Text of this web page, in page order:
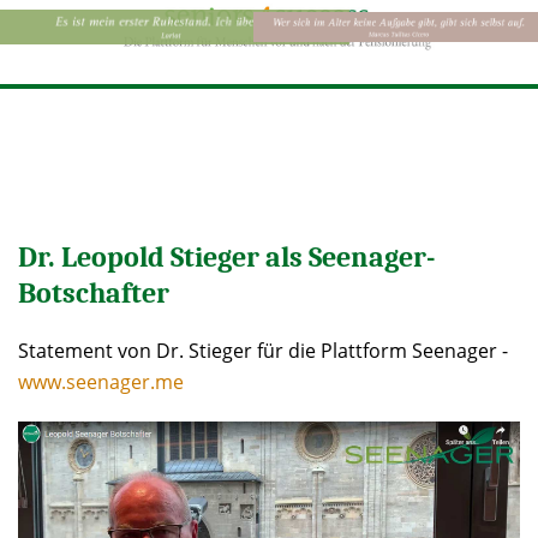
Dr. Leopold Stieger als Seenager-
Botschafter
Statement von Dr. Stieger für die Plattform Seenager -
www.seenager.me